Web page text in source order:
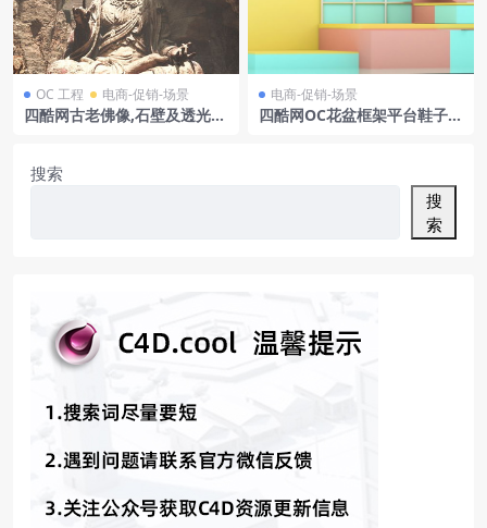
OC 工程 电商-促销-场景
四酷网古老佛像,石壁及透光顶
电商-促销-场景
四酷网OC花盆框架平台鞋子电
搜索
搜
索